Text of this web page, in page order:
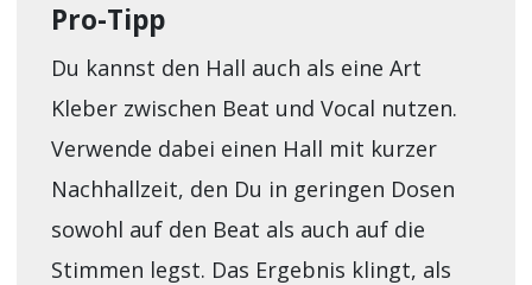
Pro-Tipp
Du kannst den Hall auch als eine Art
Kleber zwischen Beat und Vocal nutzen.
Verwende dabei einen Hall mit kurzer
Nachhallzeit, den Du in geringen Dosen
sowohl auf den Beat als auch auf die
Stimmen legst. Das Ergebnis klingt, als